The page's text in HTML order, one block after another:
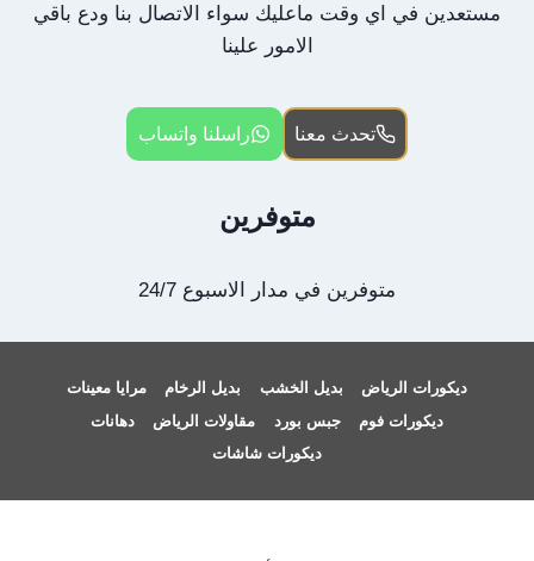
مستعدين في اي وقت ماعليك سواء الاتصال بنا ودع باقي
الامور علينا
تحدث معنا راسلنا واتساب
متوفرين
متوفرين في مدار الاسبوع 24/7
ديكورات الرياض بديل الخشب بديل الرخام
مرايا معينات
ديكورات فوم
جبس بورد مقاولات الرياض
دهانات
ديكورات شاشات